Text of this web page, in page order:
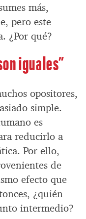
más,
pero este
¿Por qué?
iguales”
opositores,
simple.
es
reducirlo a
Por ello,
de
efecto que
¿quién
intermedio?